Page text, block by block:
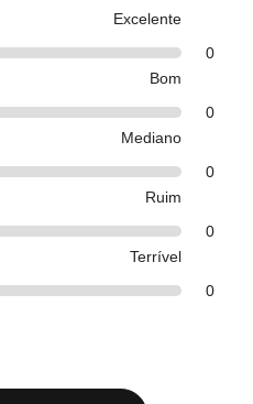
Excelente
0
Bom
0
Mediano
0
Ruim
0
Terrível
0